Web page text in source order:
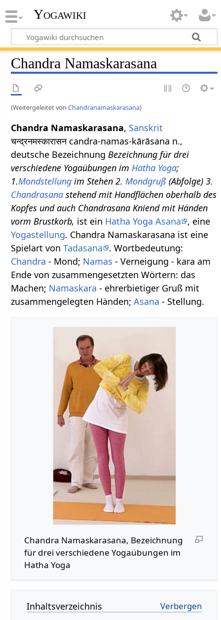
Yogawiki
Chandra Namaskarasana
(Weitergeleitet vonChandranamaskarasana)
Chandra Namaskarasana, Sanskrit
चन्द्रनमस्कारासन candra-namas-kārāsana n.,
deutsche BezeichnungBezeichnung für drei
verschiedene Yogaübungen imHatha Yoga;
1.Mondstellung im Stehen 2.Mondgruß (Abfolge) 3.
Chandrasana stehend mit Handflächen oberhalb des
Kopfes und auch Chandrasana Kniend mit Händen
vorm Brustkorb, ist ein Hatha Yoga Asana
, eine
Yogastellung. Chandra Namaskarasana ist eine
Spielart vonTadasana
. Wortbedeutung:
Chandra - Mond; Namas - Verneigung - kara am
Ende von zusammengesetzten Wörtern: das
Machen; Namaskara - ehrerbietiger Gruß mit
zusammengelegten Händen;Asana - Stellung.
Chandra Namaskarasana, Bezeichnung
für drei verschiedene Yogaübungen im
Hatha Yoga
Inhaltsverzeichnis